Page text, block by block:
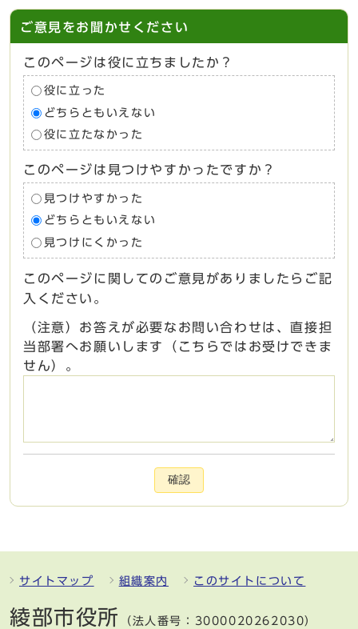
ご意見をお聞かせください
このページは役に立ちましたか？
役に立った
どちらともいえない
役に立たなかった
このページは見つけやすかったですか？
見つけやすかった
どちらともいえない
見つけにくかった
このページに関してのご意見がありましたらご記
入ください。
（注意）お答えが必要なお問い合わせは、直接担
当部署へお願いします（こちらではお受けできま
せん）。
確認
サイトマップ 組織案内 このサイトについて
綾部市役所 （法人番号：3000020262030）